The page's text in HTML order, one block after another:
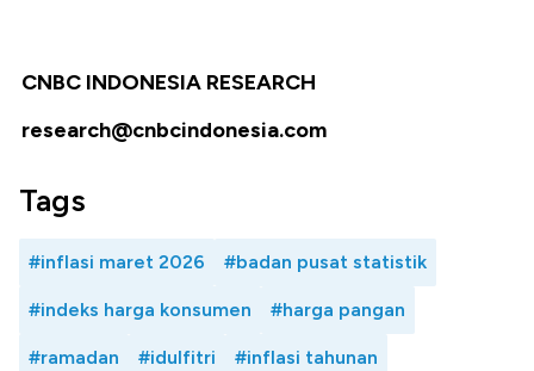
CNBC INDONESIA RESEARCH
research@cnbcindonesia.com
Tags
#inflasi maret 2026 #badan pusat statistik
#indeks harga konsumen #harga pangan
#ramadan #idulfitri #inflasi tahunan